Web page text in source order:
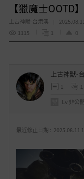
【獵魔士OOTD】
上古神獸-台港澳
1115
1 0
最近修正日期 : 2025.08.11
上古神獸-
1
1
Lv 非公開